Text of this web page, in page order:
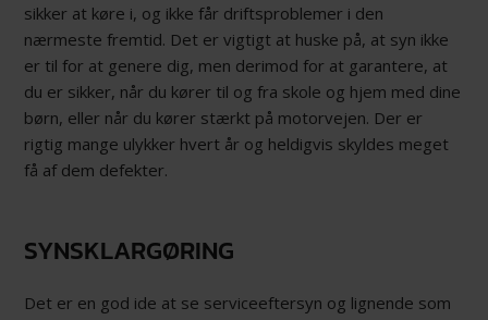
sikker at køre i, og ikke får driftsproblemer i den
nærmeste fremtid. Det er vigtigt at huske på, at syn ikke
er til for at genere dig, men derimod for at garantere, at
du er sikker, når du kører til og fra skole og hjem med dine
børn, eller når du kører stærkt på motorvejen. Der er
rigtig mange ulykker hvert år og heldigvis skyldes meget
få af dem defekter.
SYNSKLARGØRING
Det er en god ide at se serviceeftersyn og lignende som